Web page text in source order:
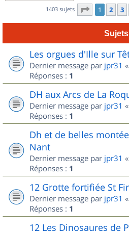
1403 sujets Page 1sur
1 2 3
Sujets
Les orgues d'Ille sur
Dernier message par jpr31 «
Réponses : 1
DH aux Arcs de La
Dernier message par jpr31 «
Réponses : 1
Dh et de belles
Nant
Dernier message par jpr31 «
Réponses : 1
12 Grotte fortifiée St
Dernier message par jpr31 «
Réponses : 1
12 Les Dinosaures de